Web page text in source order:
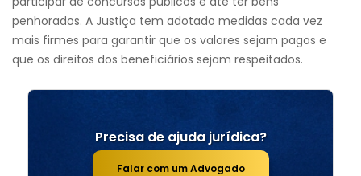
penhorados. A Justiça tem adotado medidas cada vez
mais firmes para garantir que os valores sejam pagos e
que os direitos dos beneficiários sejam respeitados.
Precisa de ajuda jurídica?
Falar com um Advogado